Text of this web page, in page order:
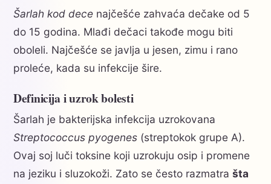
Šarlah kod dece najčešće zahvaća dečake od 5
do 15 godina. Mlađi dečaci takođe mogu biti
oboleli. Najčešće se javlja u jesen, zimu i rano
proleće, kada su infekcije šire.
Definicija i uzrok bolesti
Šarlah je bakterijska infekcija uzrokovana
Streptococcus pyogenes (streptokok grupe A).
Ovaj soj luči toksine koji uzrokuju osip i promene
na jeziku i sluzokoži. Zato se često razmatra šta